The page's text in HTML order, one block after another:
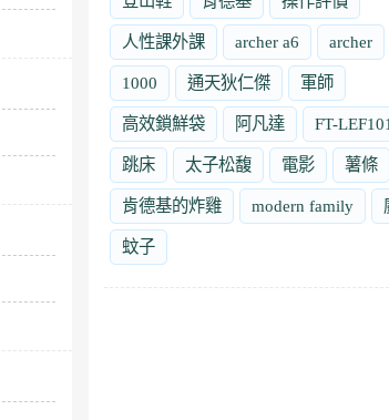
人性課外課 archer a6 archer
1000 通天狄仁傑 軍師
高效鎖鮮袋 阿凡達 FT-LEF101
跳床 太子松馥 電影 薯條
肯德基的炸雞 modern family
蚊子